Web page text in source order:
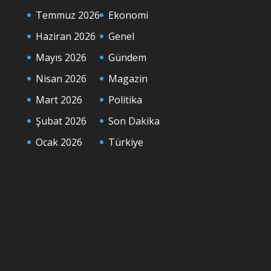
Temmuz 2026
Haziran 2026
Mayıs 2026
Nisan 2026
Mart 2026
Şubat 2026
Ocak 2026
Ekonomi
Genel
Gündem
Magazin
Politika
Son Dakika
Türkiye